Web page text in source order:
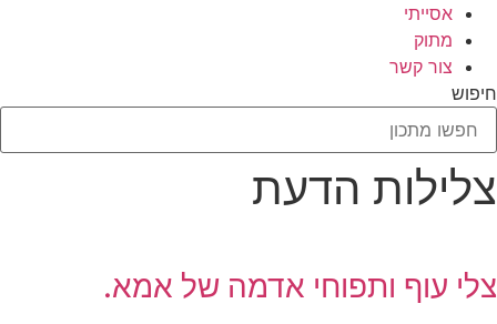
אסייתי
מתוק
צור קשר
חיפוש
צלילות הדעת
צלי עוף ותפוחי אדמה של אמא.